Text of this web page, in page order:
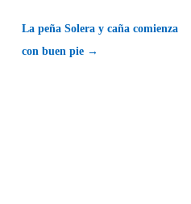
La peña Solera y caña comienza
con buen pie →